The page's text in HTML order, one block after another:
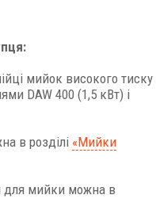
мийок високого тиску
DAW 400 (1,5 кВт) і
в розділі «Мийки
для мийки можна в